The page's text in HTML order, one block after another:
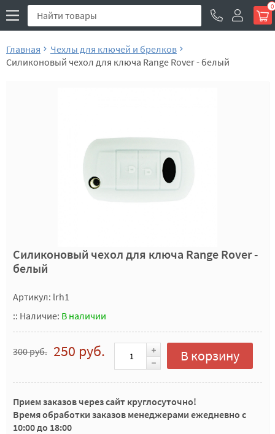
0
Главная
Чехлы для ключей и брелков
Силиконовый чехол для ключа Range Rover - белый
Силиконовый чехол для ключа Range Rover -
белый
Артикул: lrh1
:: Наличие: В наличии
300 руб. 250 руб. В корзину
Прием заказов через сайт круглосуточно!
Время обработки заказов менеджерами ежедневно с
10:00 до 18:00